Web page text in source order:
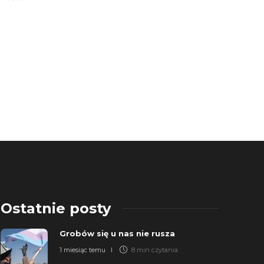
Ostatnie posty
Grobów się u nas nie rusza
1 miesiąc temu 8 min czytania